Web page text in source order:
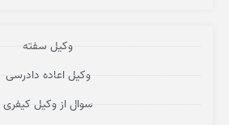
وکیل سفته
وکیل اعاده دادرسی
سوال از وکیل کیفری